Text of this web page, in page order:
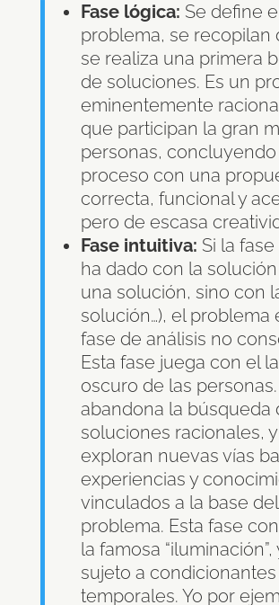
Fase lógica: Se define
problema, se recopilan
se realiza una primera
de soluciones. Es un
eminentemente
que participan la gran
personas,
proceso con una
correcta, funcional y
pero de escasa
Fase intuitiva: Si la
ha dado con la
una solución, sino con
solución…), el problema
fase de análisis no
Esta fase juega con el
oscuro de las
abandona la búsqueda
soluciones racionales,
exploran nuevas vías
experiencias y
vinculados a la base del
problema. Esta fase
la famosa
sujeto a
temporales. Yo por